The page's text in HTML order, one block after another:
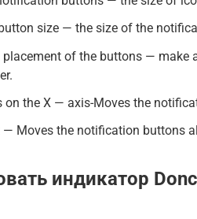
size — the size of the
placement of the buttons — make
the X — axis-Moves the
Moves the notification buttons
индикатор